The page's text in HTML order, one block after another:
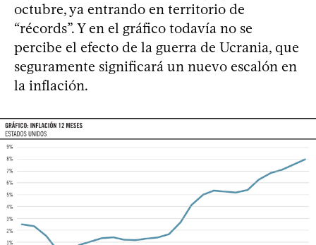
octubre, ya entrando en territorio de
“récords”. Y en el gráfico todavía no se
percibe el efecto de la guerra de Ucrania, que
seguramente significará un nuevo escalón en
la inflación.